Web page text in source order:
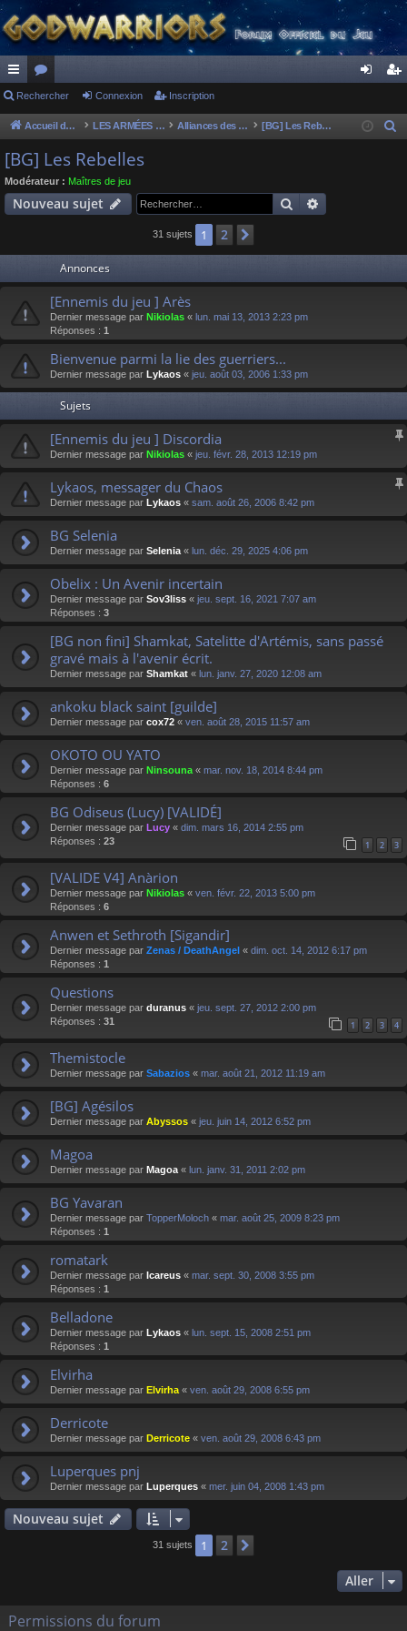
ac
co
ur
ci
or
u
m
s
ne cri
Rechercher Connexion Inscription
Accueil du forum LES ARMÉES DIVINES - FORUMS DE CLAN Alliances des clans [BG] Les Rebelles
e
[BG] Les Rebelles
Modérateur : Maîtres de jeu
Nouveau sujet Rechercher
31 sujets 1 2
Annonces
[Ennemis du jeu ] Arès
Dernier message par Nikiolas « lun. mai 13, 2013 2:23 pm
Réponses : 1
Bienvenue parmi la lie des guerriers...
Dernier message par Lykaos « jeu. août 03, 2006 1:33 pm
Sujets
[Ennemis du jeu ] Discordia
Dernier message par Nikiolas « jeu. févr. 28, 2013 12:19 pm
Lykaos, messager du Chaos
Dernier message par Lykaos « sam. août 26, 2006 8:42 pm
BG Selenia
Dernier message par Selenia « lun. déc. 29, 2025 4:06 pm
Obelix : Un Avenir incertain
Dernier message par Sov3liss « jeu. sept. 16, 2021 7:07 am
Réponses : 3
[BG non fini] Shamkat, Satelitte d'Artémis, sans passé
gravé mais à l'avenir écrit.
Dernier message par Shamkat « lun. janv. 27, 2020 12:08 am
ankoku black saint [guilde]
Dernier message par cox72 « ven. août 28, 2015 11:57 am
OKOTO OU YATO
Dernier message par Ninsouna « mar. nov. 18, 2014 8:44 pm
Réponses : 6
BG Odiseus (Lucy) [VALIDÉ]
Dernier message par Lucy « dim. mars 16, 2014 2:55 pm
Réponses : 23 1 2 3
[VALIDE V4] Anàrion
Dernier message par Nikiolas « ven. févr. 22, 2013 5:00 pm
Réponses : 6
Anwen et Sethroth [Sigandir]
Dernier message par Zenas / DeathAngel « dim. oct. 14, 2012 6:17 pm
Réponses : 1
Questions
Dernier message par duranus « jeu. sept. 27, 2012 2:00 pm
Réponses : 31 1 2 3 4
Themistocle
Dernier message par Sabazios « mar. août 21, 2012 11:19 am
[BG] Agésilos
Dernier message par Abyssos « jeu. juin 14, 2012 6:52 pm
Magoa
Dernier message par Magoa « lun. janv. 31, 2011 2:02 pm
BG Yavaran
Dernier message par TopperMoloch « mar. août 25, 2009 8:23 pm
Réponses : 1
romatark
Dernier message par Icareus « mar. sept. 30, 2008 3:55 pm
Réponses : 1
Belladone
Dernier message par Lykaos « lun. sept. 15, 2008 2:51 pm
Réponses : 1
Elvirha
Dernier message par Elvirha « ven. août 29, 2008 6:55 pm
Derricote
Dernier message par Derricote « ven. août 29, 2008 6:43 pm
Luperques pnj
Dernier message par Luperques « mer. juin 04, 2008 1:43 pm
Nouveau sujet
31 sujets 1 2
Aller
Permissions du forum